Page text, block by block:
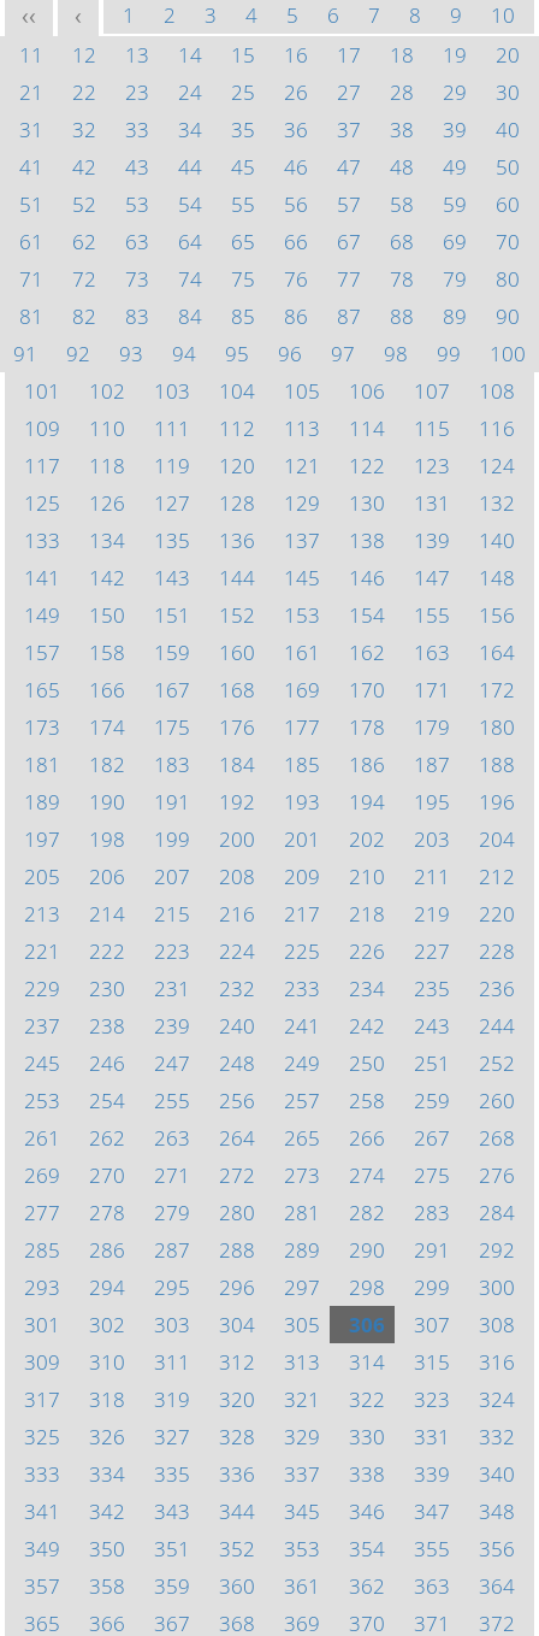
<< < 1 2 3 4 5 6 7 8 9
10
11
12 13 14 15 16 17 18 19
20
21
22 23 24 25 26 27 28 29
30
31
32 33 34 35 36 37 38 39
40
41
42 43 44 45 46 47 48 49
50
51
52 53 54 55 56 57 58 59
60
61
62 63 64 65 66 67 68 69
70
71
72 73 74 75 76 77 78 79
80
81
82 83 84 85 86 87 88 89
90
91
92 93 94 95 96 97 98 99
100
101
102 103 104 105 106 107
108
109
110 111 112 113 114 115
116
117
118 119 120 121 122 123
124
125
126 127 128 129 130 131
132
133
134 135 136 137 138 139
140
141
142 143 144 145 146 147
148
149
150 151 152 153 154 155
156
157
158 159 160 161 162 163
164
165
166 167 168 169 170 171
172
173
174 175 176 177 178 179
180
181
182 183 184 185 186 187
188
189
190 191 192 193 194 195
196
197
198 199 200 201 202 203
204
205
206 207 208 209 210 211
212
213
214 215 216 217 218 219
220
221
222 223 224 225 226 227
228
229
230 231 232 233 234 235
236
237
238 239 240 241 242 243
244
245
246 247 248 249 250 251
252
253
254 255 256 257 258 259
260
261
262 263 264 265 266 267
268
269
270 271 272 273 274 275
276
277
278 279 280 281 282 283
284
285
286 287 288 289 290 291
292
293
294 295 296 297 298 299
300
301
302 303 304 305 306 307
308
309
310 311 312 313 314 315
316
317
318 319 320 321 322 323
324
325
326 327 328 329 330 331
332
333
334 335 336 337 338 339
340
341
342 343 344 345 346 347
348
349
350 351 352 353 354 355
356
357
358 359 360 361 362 363
364
365
366 367 368 369 370 371 372